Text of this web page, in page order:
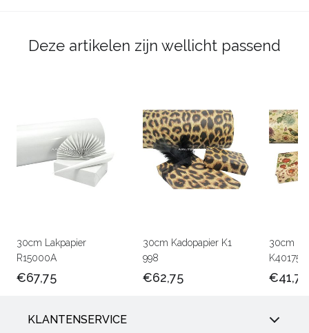
Deze artikelen zijn wellicht passend
30cm Lakpapier
R15000A
€67,75
30cm Kadopapier K1
998
€62,75
30cm
€41,75
KLANTENSERVICE